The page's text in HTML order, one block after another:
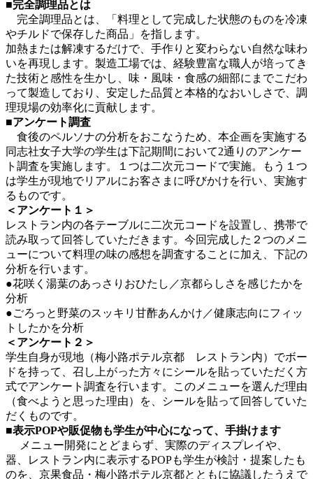
■完全調理品とは
完全調理品とは、「料理として完成した状態のものを冷凍
やチルドで保存した商品」を指します。
加熱または解凍するだけで、手作りと変わらない自然な味わ
いを再現します。製造工場では、経験豊富な職人が培ってき
た技術と感性を生かし、味・風味・食感の細部にまでこだわ
って製造しており、安定した品質と本格的なおいしさで、調
理現場の効率化に貢献します。
■アンケート調査
食後のペルソナの分析をおこなうため、本企画を実施する
同志社女子大学の学生は下記期間において2通りのアンケー
ト調査を実施します。１つは二次元コードで実施。もう１つ
は学生が現地でリアルにお客さまに呼びかけを行い、実施す
るものです。
＜アンケート１＞
レストラン内の各テーブルに二次元コードを設置し、携帯で
読み取って回答していただきます。今回完成した２つのメニ
ューについて料理の味の感想を調査することに加え、下記の
分析を行います。
●花咲く湯葉のあっさりおひたし／京都らしさを感じたかを
分析
●ごろっと野菜のスッキリ甘酢あんかけ／健康志向にフィッ
トしたかを分析
＜アンケート２＞
学生自身が現地（梅小路ポテル京都 レストラン内）でボー
ドを持って、召し上がった方々にシールを貼っていただく方
式でアンケート調査を行います。このメニューを選んだ理由
（食べようと思った理由）を、シールを貼って回答していた
だくものです。
■表示POPや販促物も学生が中心になって、手掛けます
メニュー開発にとどまらず、実際のディスプレイや、
器、レストラン内に表示するPOPも学生が検討・提案したも
のを、京果食品・梅小路ポテル京都とともに協議したうえで